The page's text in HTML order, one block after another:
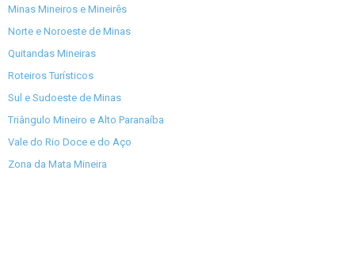
Minas Mineiros e Mineirês
Norte e Noroeste de Minas
Quitandas Mineiras
Roteiros Turísticos
Sul e Sudoeste de Minas
Triângulo Mineiro e Alto Paranaíba
Vale do Rio Doce e do Aço
Zona da Mata Mineira